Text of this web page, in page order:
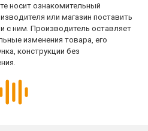
носит ознакомительный
или магазин поставить
с ним. Производитель оставляет
изменения товара, его
конструкции без